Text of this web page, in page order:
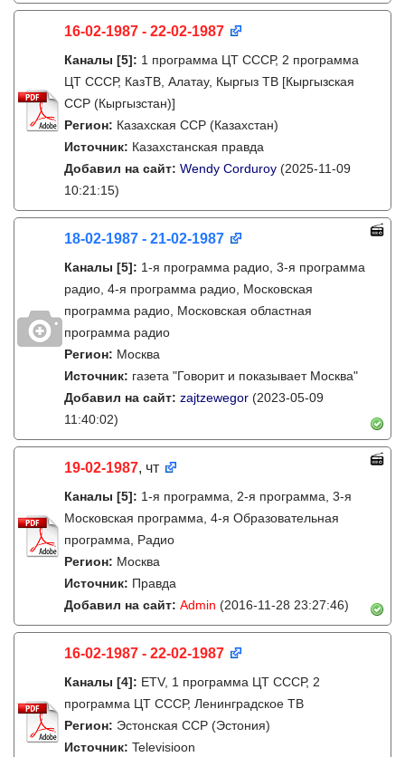
16-02-1987 - 22-02-1987
Каналы [5]: 1 программа ЦТ СССР, 2 программа
ЦТ СССР, КазТВ, Алатау, Кыргыз ТВ [Кыргызская
ССР (Кыргызстан)]
Регион: Казахская ССР (Казахстан)
Источник: Казахстанская правда
Добавил на сайт: Wendy Corduroy (2025-11-09
10:21:15)
18-02-1987 - 21-02-1987
Каналы [5]: 1-я программа радио, 3-я программа
радио, 4-я программа радио, Московская
программа радио, Московская областная
программа радио
Регион: Москва
Источник: газета "Говорит и показывает Москва"
Добавил на сайт: zajtzewegor (2023-05-09
11:40:02)
19-02-1987, чт
Каналы [5]: 1-я программа, 2-я программа, 3-я
Московская программа, 4-я Образовательная
программа, Радио
Регион: Москва
Источник: Правда
Добавил на сайт: Admin (2016-11-28 23:27:46)
16-02-1987 - 22-02-1987
Каналы [4]: ETV, 1 программа ЦТ СССР, 2
программа ЦТ СССР, Ленинградское ТВ
Регион: Эстонская ССР (Эстония)
Источник: Televisioon